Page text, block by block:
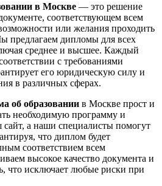
в Москве — это решение
соответствующем всем
или желания проходить
предлагаем дипломы для всех
среднее и высшее. Каждый
с требованиями
его юридическую силу и
в различных сферах.
об образовании в Москве прост и
необходимую программу и
сайт, а наши специалисты помогут
что диплом будет
соответствием всем
высокое качество документа и
что исключает любые риски при